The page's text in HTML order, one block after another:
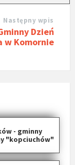
Następny wpis
Dzień
w Komornie
- gminny
"kopciuchów"